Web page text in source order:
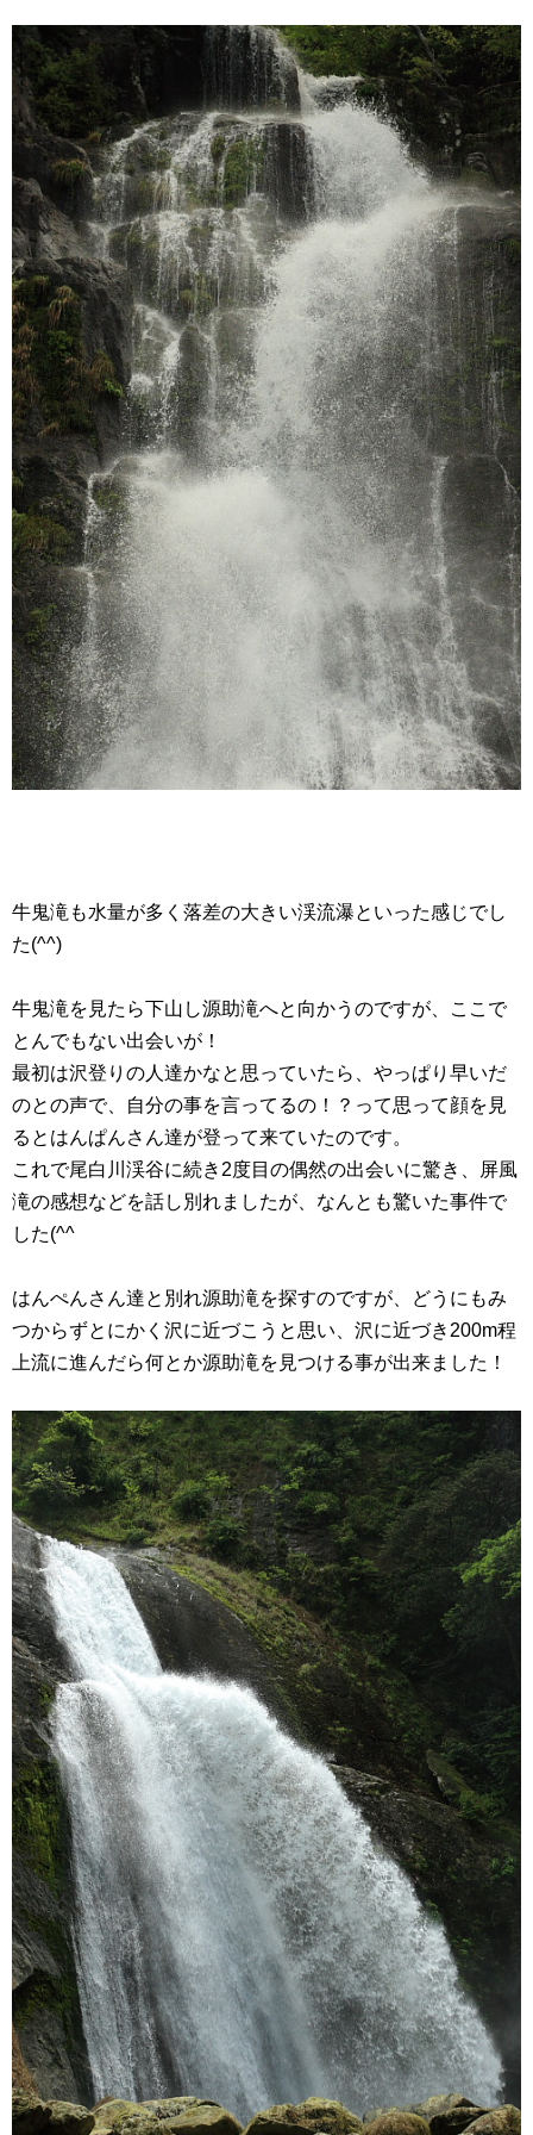
牛鬼滝も水量が多く落差の大きい渓流瀑といった感じでし
た(^^)
牛鬼滝を見たら下山し源助滝へと向かうのですが、ここで
とんでもない出会いが！
最初は沢登りの人達かなと思っていたら、やっぱり早いだ
のとの声で、自分の事を言ってるの！？って思って顔を見
るとはんぱんさん達が登って来ていたのです。
これで尾白川渓谷に続き2度目の偶然の出会いに驚き、屏風
滝の感想などを話し別れましたが、なんとも驚いた事件で
した(^^ゞ
はんぺんさん達と別れ源助滝を探すのですが、どうにもみ
つからずとにかく沢に近づこうと思い、沢に近づき200m程
上流に進んだら何とか源助滝を見つける事が出来ました！